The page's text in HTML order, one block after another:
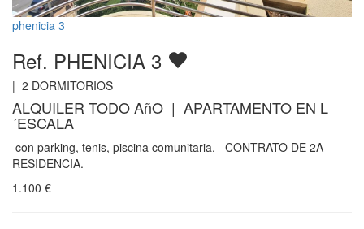
phenicia 3
Ref. PHENICIA 3
| 2 DORMITORIOS
ALQUILER TODO AñO | APARTAMENTO EN L
´ESCALA
con parking, tenis, piscina comunitaria. CONTRATO DE 2A
RESIDENCIA.
1.100 €